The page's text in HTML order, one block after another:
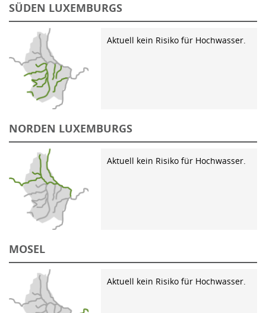
SÜDEN LUXEMBURGS
Aktuell kein Risiko für Hochwasser.
NORDEN LUXEMBURGS
Aktuell kein Risiko für Hochwasser.
MOSEL
Aktuell kein Risiko für Hochwasser.